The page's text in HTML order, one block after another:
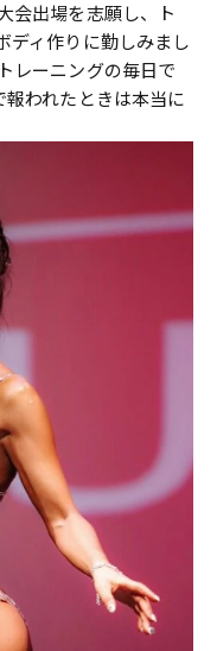
会出場を志願し、ト
ディ作りに勤しみまし
レーニングの毎日で
われたときは本当に